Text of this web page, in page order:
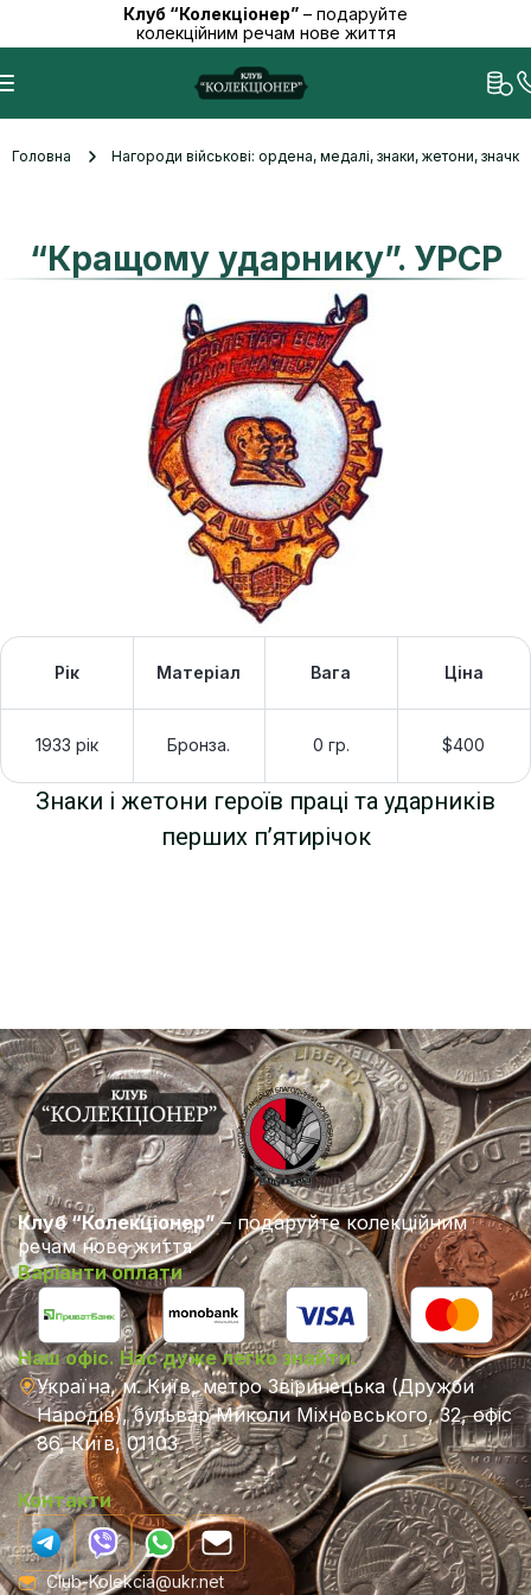
Клуб “Колекціонер” – подаруйте
колекційним речам нове життя
Головна Нагороди військові: ордена, медалі, знаки, жетони,
“Кращому ударнику”. УРСР
Рік Матеріал Вага Ціна
1933 рік Бронза. 0 гр. $400
Знаки і жетони героїв праці та ударників
перших п’ятирічок
Клуб “Колекціонер”– подаруйте колекційним
речам нове життя
Варіанти оплати
Наш офіс. Нас дуже легко знайти.
Україна, м. Київ, метро Звіринецька (Дружби
Народів), бульвар Миколи Міхновського, 32, офіс
86, Київ, 01103
Контакти
Club-Kolekcia@ukr.net